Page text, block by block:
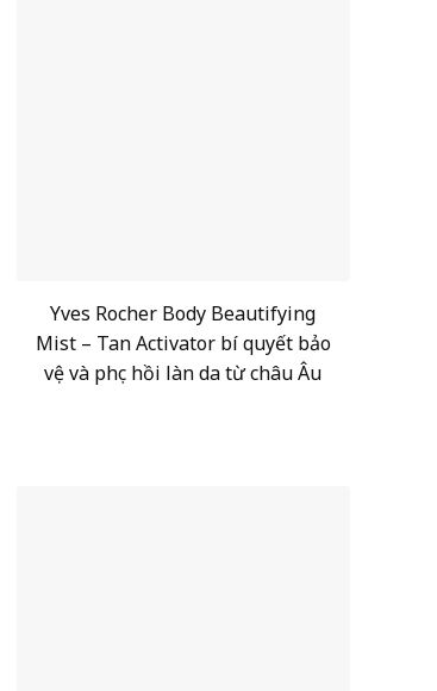
Yves Rocher Body Beautifying
Mist – Tan Activator bí quyết bảo
vệ và phục hồi làn da từ châu Âu